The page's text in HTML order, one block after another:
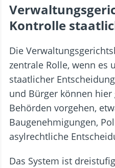
Kontrolle
Die
zentrale Rolle, wenn es
staatlicher
und Bürger können
Behörden vorgehen,
Baugenehmigungen,
asylrechtliche
Das System ist